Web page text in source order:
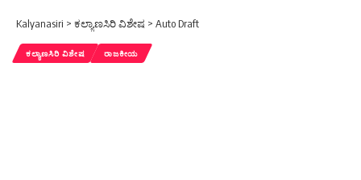
Kalyanasiri > ಕಲ್ಯಾಣಸಿರಿ ವಿಶೇಷ > Auto Draft
ಕಲ್ಯಾಣಸಿರಿ ವಿಶೇಷ ರಾಜಕೀಯ